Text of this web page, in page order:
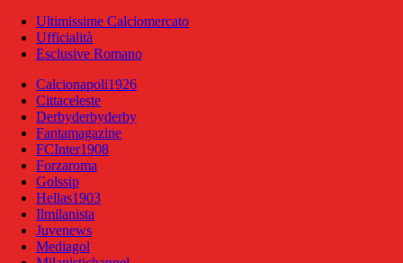
Ultimissime Calciomercato
Ufficialità
Esclusive Romano
Calcionapoli1926
Cittaceleste
Derbyderbyderby
Fantamagazine
FCInter1908
Forzaroma
Golssip
Hellas1903
Ilmilanista
Juvenews
Mediagol